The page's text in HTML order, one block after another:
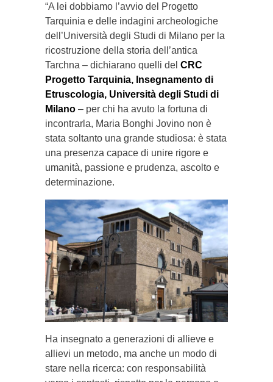
“A lei dobbiamo l’avvio del Progetto
Tarquinia e delle indagini archeologiche
dell’Università degli Studi di Milano per la
ricostruzione della storia dell’antica
Tarchna – dichiarano quelli del CRC
Progetto Tarquinia, Insegnamento di
Etruscologia, Università degli Studi di
Milano – per chi ha avuto la fortuna di
incontrarla, Maria Bonghi Jovino non è
stata soltanto una grande studiosa: è stata
una presenza capace di unire rigore e
umanità, passione e prudenza, ascolto e
determinazione.
Ha insegnato a generazioni di allieve e
allievi un metodo, ma anche un modo di
stare nella ricerca: con responsabilità